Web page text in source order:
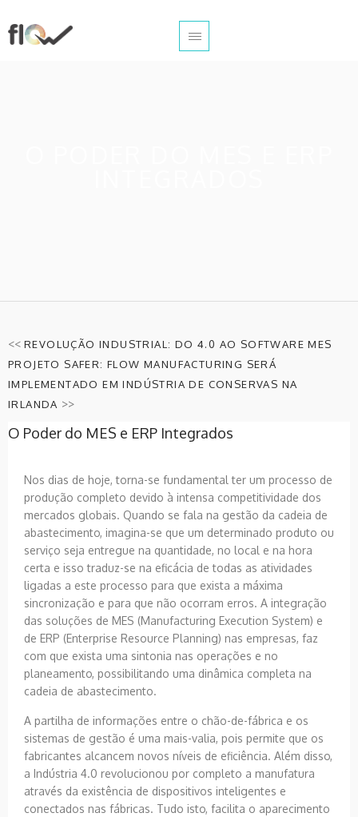
<< REVOLUÇÃO INDUSTRIAL: DO 4.0 AO SOFTWARE MES
PROJETO SAFER: FLOW MANUFACTURING SERÁ
IMPLEMENTADO EM INDÚSTRIA DE CONSERVAS NA
IRLANDA >>
O Poder do MES e ERP Integrados
Nos dias de hoje, torna-se fundamental ter um processo de
produção completo devido à intensa competitividade dos
mercados globais. Quando se fala na gestão da cadeia de
abastecimento, imagina-se que um determinado produto ou
serviço seja entregue na quantidade, no local e na hora
certa e isso traduz-se na eficácia de todas as atividades
ligadas a este processo para que exista a máxima
sincronização e para que não ocorram erros. A integração
das soluções de MES (Manufacturing Execution System) e
de ERP (Enterprise Resource Planning) nas empresas, faz
com que exista uma sintonia nas operações e no
planeamento, possibilitando uma dinâmica completa na
cadeia de abastecimento.
A partilha de informações entre o chão-de-fábrica e os
sistemas de gestão é uma mais-valia, pois permite que os
fabricantes alcancem novos níveis de eficiência. Além disso,
a Indústria 4.0 revolucionou por completo a manufatura
através da existência de dispositivos inteligentes e
conectados nas fábricas. Tudo isto, facilita o aparecimento